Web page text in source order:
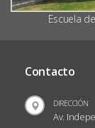
Escuela
Contacto
DIRECCIÓN
Av.